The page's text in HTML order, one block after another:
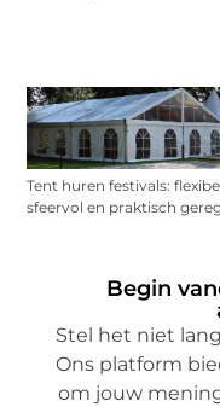
Tent huren festivals:
sfeervol en praktisch
Begin
Stel het niet
Ons platform
om jouw